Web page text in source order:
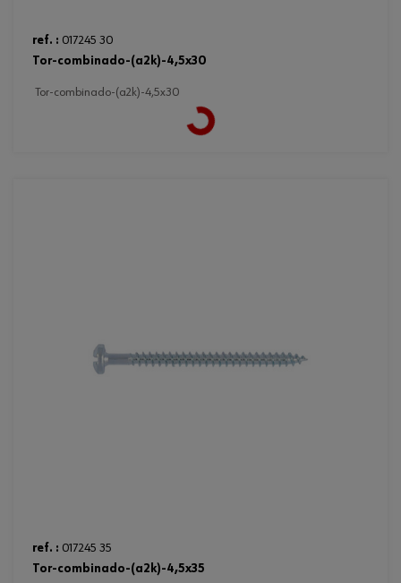
ref. : 017245 30
tor-combinado-(a2k)-4,5x30
tor-combinado-(a2k)-4,5x30 Loading...
ref. : 017245 35
tor-combinado-(a2k)-4,5x35